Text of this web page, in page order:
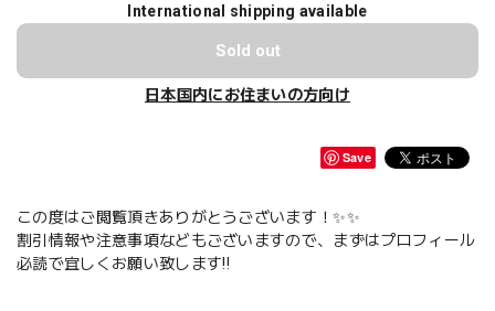
International shipping available
Sold out
日本国内にお住まいの方向け
Save
この度はご閲覧頂きありがとうございます！✨✨
割引情報や注意事項などもございますので、まずはプロフィール
必読で宜しくお願い致します‼️